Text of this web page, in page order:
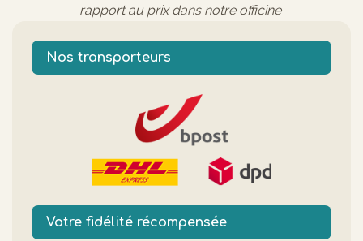
rapport au prix dans notre officine
Nos transporteurs
Votre fidélité récompensée